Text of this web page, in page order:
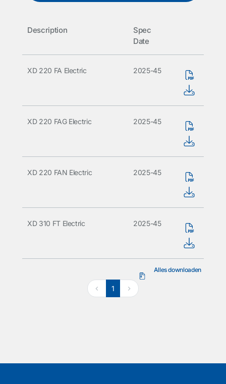
Description
Spec
Date
XD 220 FA Electric 2025-45
XD 220 FAG Electric 2025-45
XD 220 FAN Electric 2025-45
XD 310 FT Electric 2025-45
1
Alles downloaden